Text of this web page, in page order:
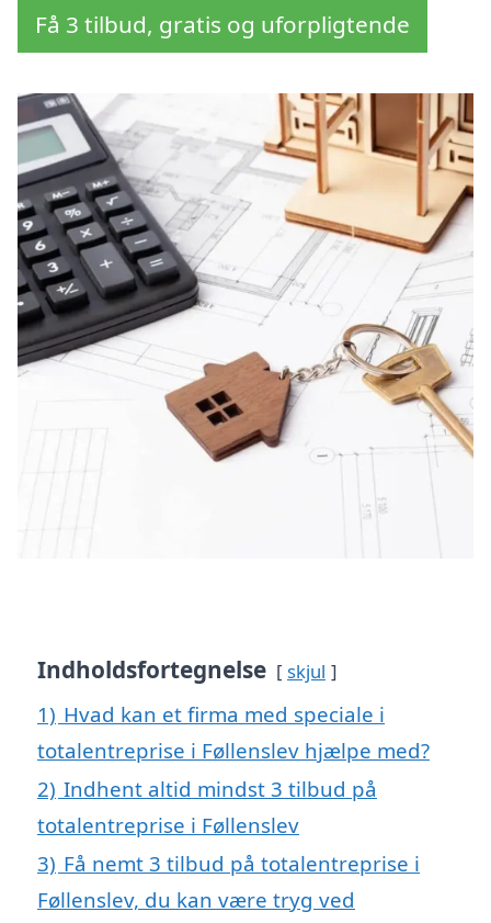
Få 3 tilbud, gratis og uforpligtende
Indholdsfortegnelse skjul
1) Hvad kan et firma med speciale i
totalentreprise i Føllenslev hjælpe med?
2) Indhent altid mindst 3 tilbud på
totalentreprise i Føllenslev
3) Få nemt 3 tilbud på totalentreprise i
Føllenslev, du kan være tryg ved